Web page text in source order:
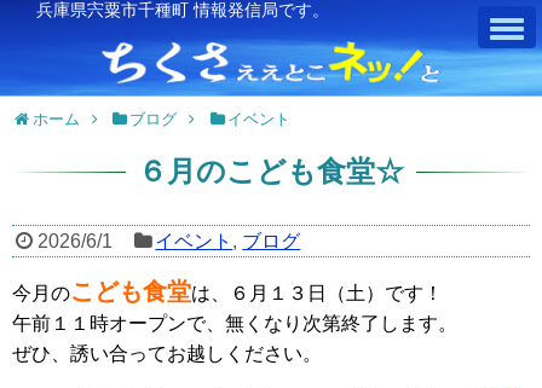
兵庫県宍粟市千種町 情報発信局です。
ホーム ブログ イベント
６月のこども食堂☆
2026/6/1 イベント , ブログ
今月のこども食堂は、６月１３日（土）です！
午前１１時オープンで、無くなり次第終了します。
ぜひ、誘い合ってお越しください。